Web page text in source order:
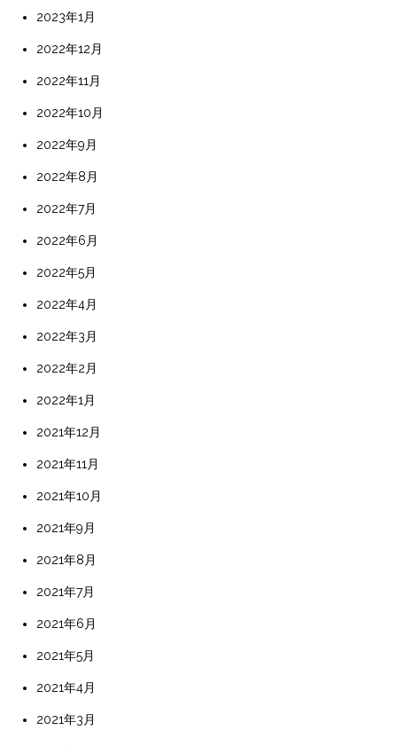
2023年1月
2022年12月
2022年11月
2022年10月
2022年9月
2022年8月
2022年7月
2022年6月
2022年5月
2022年4月
2022年3月
2022年2月
2022年1月
2021年12月
2021年11月
2021年10月
2021年9月
2021年8月
2021年7月
2021年6月
2021年5月
2021年4月
2021年3月